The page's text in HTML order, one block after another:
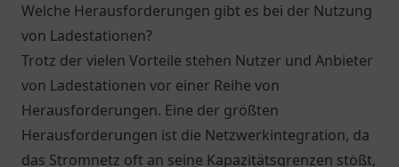
Welche Herausforderungen gibt es bei der Nutzung
von Ladestationen?
Trotz der vielen Vorteile stehen Nutzer und Anbieter
von Ladestationen vor einer Reihe von
Herausforderungen. Eine der größten
Herausforderungen ist die Netzwerkintegration, da
das Stromnetz oft an seine Kapazitätsgrenzen stößt,